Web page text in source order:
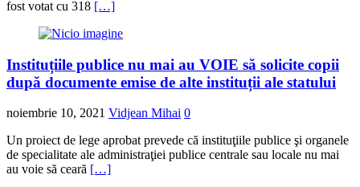
fost votat cu 318 […]
Instituțiile publice nu mai au VOIE să solicite copii
după documente emise de alte instituții ale statului
noiembrie 10, 2021 Vidjean Mihai 0
Un proiect de lege aprobat prevede că instituţiile publice şi organele
de specialitate ale administraţiei publice centrale sau locale nu mai
au voie să ceară […]